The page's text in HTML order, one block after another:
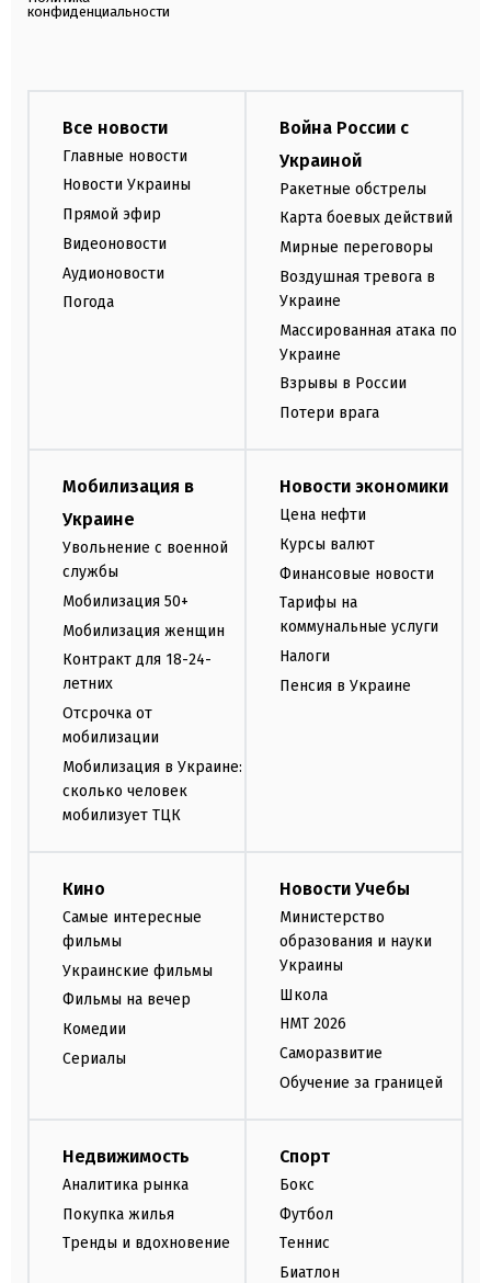
конфиденциальности
Все новости
Главные новости
Новости Украины
Прямой эфир
Видеоновости
Аудионовости
Погода
Война России с
Украиной
Ракетные обстрелы
Карта боевых действий
Мирные переговоры
Воздушная тревога в
Украине
Массированная атака по
Украине
Взрывы в России
Потери врага
Мобилизация в
Украине
Увольнение с военной
службы
Мобилизация 50+
Мобилизация женщин
Контракт для 18-24-
летних
Отсрочка от
мобилизации
Мобилизация в Украине:
сколько человек
мобилизует ТЦК
Новости экономики
Цена нефти
Курсы валют
Финансовые новости
Тарифы на
коммунальные услуги
Налоги
Пенсия в Украине
Кино
Самые интересные
фильмы
Украинские фильмы
Фильмы на вечер
Комедии
Сериалы
Новости Учебы
Министерство
образования и науки
Украины
Школа
НМТ 2026
Саморазвитие
Обучение за границей
Недвижимость
Аналитика рынка
Покупка жилья
Тренды и вдохновение
Спорт
Бокс
Футбол
Теннис
Биатлон